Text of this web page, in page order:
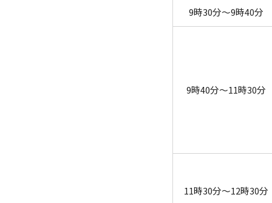
9時30分～9時40分
9時40分～11時30分
11時30分～12時30分